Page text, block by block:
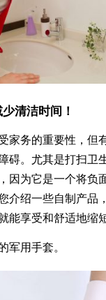
清洁时间！
家务的重要性，但
碍。尤其是打扫卫
因为它是一个将负
介绍一些自制产品
能享受和舒适地缩
军用手套。